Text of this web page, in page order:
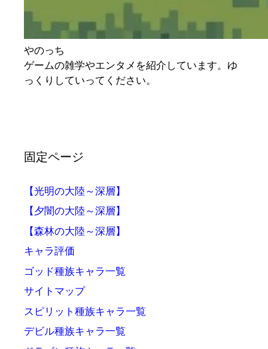
やのっち
ゲームの雑学やエンタメを紹介しています。ゆ
っくりしていってください。
固定ページ
【光明の大陸～深層】
【夕闇の大陸～深層】
【森林の大陸～深層】
キャラ評価
ゴッド種族キャラ一覧
サイトマップ
スピリット種族キャラ一覧
デビル種族キャラ一覧